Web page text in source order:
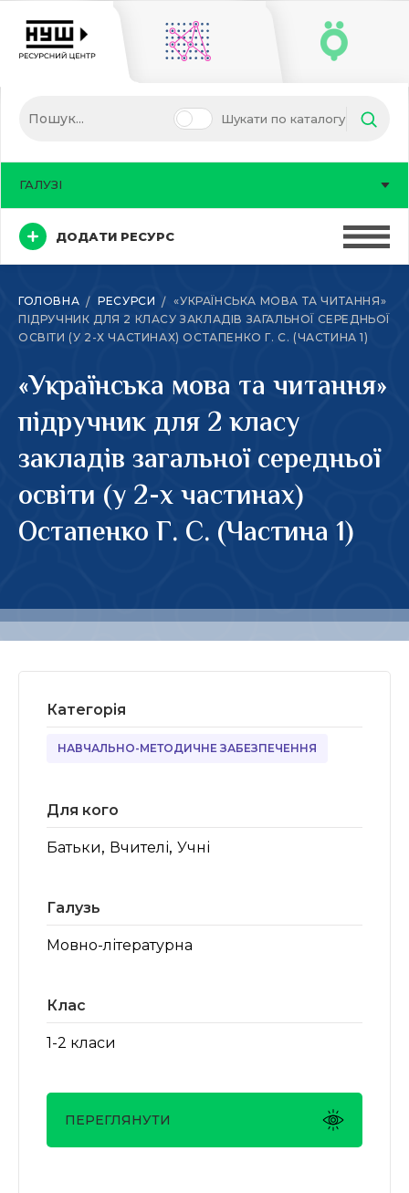
Шукати по каталогу
ДОДАТИ РЕСУРС
ГАЛУЗІ
ГОЛОВНА РЕСУРСИ
«УКРАЇНСЬКА МОВА ТА ЧИТАННЯ»
ПІДРУЧНИК ДЛЯ 2 КЛАСУ ЗАКЛАДІВ ЗАГАЛЬНОЇ СЕРЕДНЬОЇ
ОСВІТИ (У 2-Х ЧАСТИНАХ) ОСТАПЕНКО Г. С. (ЧАСТИНА 1)
«Українська мова та читання»
підручник для 2 класу
закладів загальної середньої
освіти (у 2-х частинах)
Остапенко Г. С. (Частина 1)
Категорія
НАВЧАЛЬНО-МЕТОДИЧНЕ ЗАБЕЗПЕЧЕННЯ
Для кого
Батьки, Вчителі, Учні
Галузь
Мовно-літературна
Клас
1-2 класи
ПЕРЕГЛЯНУТИ